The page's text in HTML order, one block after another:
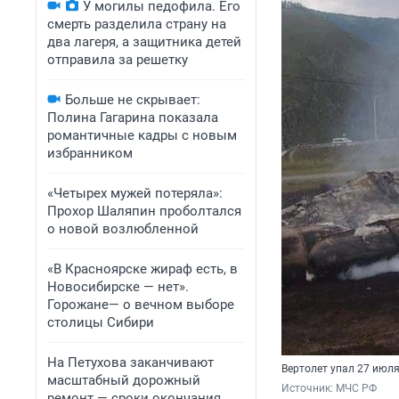
У могилы педофила. Его
смерть разделила страну на
два лагеря, а защитника детей
отправила за решетку
Больше не скрывает:
Полина Гагарина показала
романтичные кадры с новым
избранником
«Четырех мужей потеряла»:
Прохор Шаляпин проболтался
о новой возлюбленной
«В Красноярске жираф есть, в
Новосибирске — нет».
Горожане— о вечном выборе
столицы Сибири
На Петухова заканчивают
масштабный дорожный
Вертолет упал 27 июля
Источник: МЧС РФ